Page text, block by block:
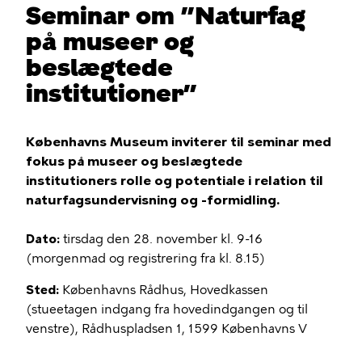
Seminar om ”Naturfag
på museer og
beslægtede
institutioner”
Københavns Museum inviterer til seminar med
fokus på museer og beslægtede
institutioners rolle og potentiale i relation til
naturfagsundervisning og -formidling.
Dato: tirsdag den 28. november kl. 9-16
(morgenmad og registrering fra kl. 8.15)
Sted: Københavns Rådhus, Hovedkassen
(stueetagen indgang fra hovedindgangen og til
venstre), Rådhuspladsen 1, 1599 Københavns V